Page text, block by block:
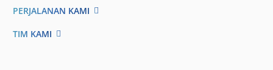
PERJALANAN KAMI
TIM KAMI